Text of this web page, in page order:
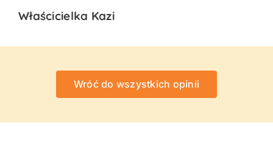
Właścicielka Kazi
Wróć do wszystkich opinii